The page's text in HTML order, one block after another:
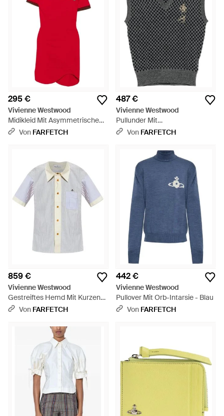
295 €
Vivienne Westwood
Midikleid Mit Asymmetrischem
Ausschnitt - Rot
Von FARFETCH
487 €
Vivienne Westwood
Pullunder Mit
Schachbrettmuster Und Orb-
Von FARFETCH
859 €
Vivienne Westwood
Gestreiftes Hemd Mit Kurzen
Ärmeln - Weiß
Von FARFETCH
442 €
Vivienne Westwood
Pullover Mit Orb-Intarsie - Blau
Von FARFETCH